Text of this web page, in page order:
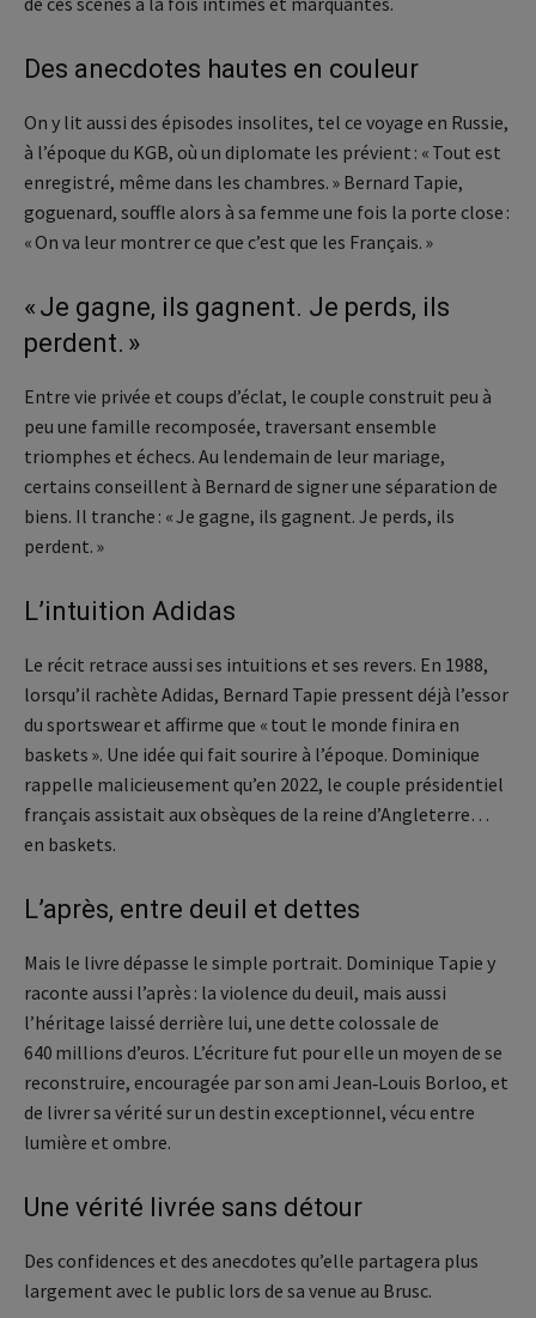
Des anecdotes hautes en couleur
On y lit aussi des épisodes insolites, tel ce voyage en Russie,
à l’époque du KGB, où un diplomate les prévient : « Tout est
enregistré, même dans les chambres. » Bernard Tapie,
goguenard, souffle alors à sa femme une fois la porte close :
« On va leur montrer ce que c’est que les Français. »
« Je gagne, ils gagnent. Je perds, ils
perdent. »
Entre vie privée et coups d’éclat, le couple construit peu à
peu une famille recomposée, traversant ensemble
triomphes et échecs. Au lendemain de leur mariage,
certains conseillent à Bernard de signer une séparation de
biens. Il tranche : « Je gagne, ils gagnent. Je perds, ils
perdent. »
L’intuition Adidas
Le récit retrace aussi ses intuitions et ses revers. En 1988,
lorsqu’il rachète Adidas, Bernard Tapie pressent déjà l’essor
du sportswear et affirme que « tout le monde finira en
baskets ». Une idée qui fait sourire à l’époque. Dominique
rappelle malicieusement qu’en 2022, le couple présidentiel
français assistait aux obsèques de la reine d’Angleterre…
en baskets.
L’après, entre deuil et dettes
Mais le livre dépasse le simple portrait. Dominique Tapie y
raconte aussi l’après : la violence du deuil, mais aussi
l’héritage laissé derrière lui, une dette colossale de
640 millions d’euros. L’écriture fut pour elle un moyen de se
reconstruire, encouragée par son ami Jean‑Louis Borloo, et
de livrer sa vérité sur un destin exceptionnel, vécu entre
lumière et ombre.
Une vérité livrée sans détour
Des confidences et des anecdotes qu’elle partagera plus
largement avec le public lors de sa venue au Brusc.